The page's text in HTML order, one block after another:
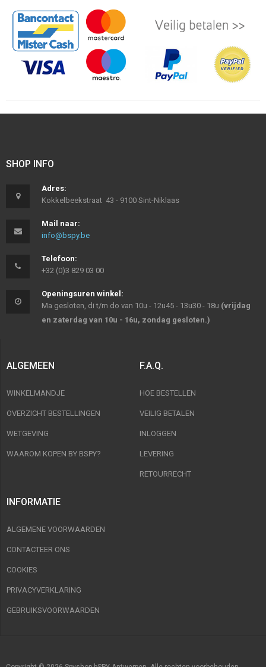
SHOP INFO
Adres:
Kokkelbeekstraat 43 - 9100 Sint-Niklaas
Mail naar:
info@bspy.be
Telefoon:
+32 (0)3 829 03 00
Openingsuren winkel:
Ma gesloten, di t/m do van 10u - 12u45 - 13u30 - 18u (vrijdag
en zaterdag van 10u - 16u, zondag gesloten.)
ALGEMEEN
WINKELMANDJE
OVERZICHT BESTELLINGEN
WETGEVING
WAAROM KOPEN BY BSPY?
F.A.Q.
HOE BESTELLEN
VEILIG BETALEN
INLOGGEN
LEVERING
RETOURRECHT
INFORMATIE
ALGEMENE VOORWAARDEN
CONTACTEER ONS
COOKIES
PRIVACYVERKLARING
GEBRUIKSVOORWAARDEN